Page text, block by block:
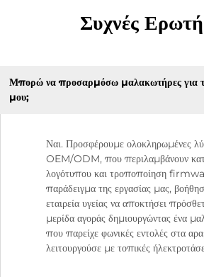
Συχνές
Μπορώ να προσαρμόσω μαλακωτήρες για
μου;
Ναι. Προσφέρουμε ολοκληρωμένες
OEM/ODM, που περιλαμβάνουν
λογότυπου και τροποποίηση
παράδειγμα της εργασίας μας,
εταιρεία υγείας να αποκτήσει
μερίδα αγοράς δημιουργώντας ένα
που παρείχε φωνικές εντολές στα
λειτουργούσε με τοπικές